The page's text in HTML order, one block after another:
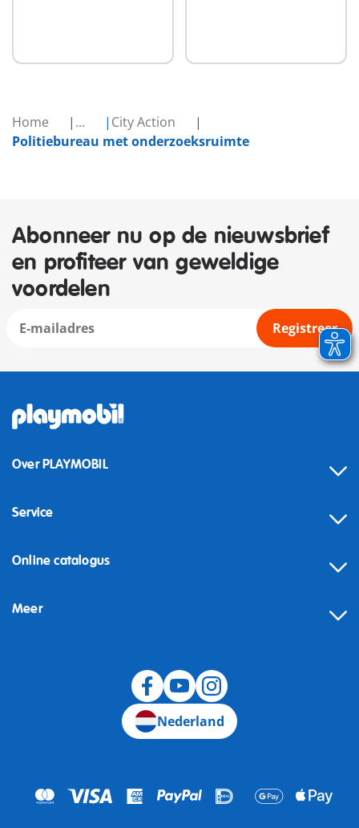
Home ...
City Action
Politiebureau met onderzoeksruimte
Abonneer nu op de nieuwsbrief
en profiteer van geweldige
voordelen
Registreer
Over PLAYMOBIL
Service
Online catalogus
Meer
Nederland